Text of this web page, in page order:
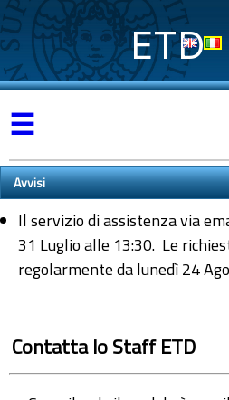
ETD
☰
Avvisi
Il servizio di assistenza via
31 Luglio alle 13:30. Le
regolarmente da lunedì 24
Contatta lo Staff ETD